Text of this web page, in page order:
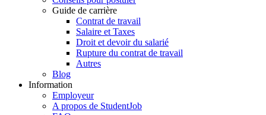
Guide de carrière
Contrat de travail
Salaire et Taxes
Droit et devoir du salarié
Rupture du contrat de travail
Autres
Blog
Information
Employeur
A propos de StudentJob